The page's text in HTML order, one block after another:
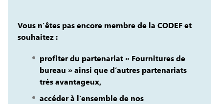
Vous n’êtes pas encore membre de la CODEF et
souhaitez :
profiter du partenariat « Fournitures de
bureau » ainsi que d’autres partenariats
très avantageux,
accéder à l’ensemble de nos